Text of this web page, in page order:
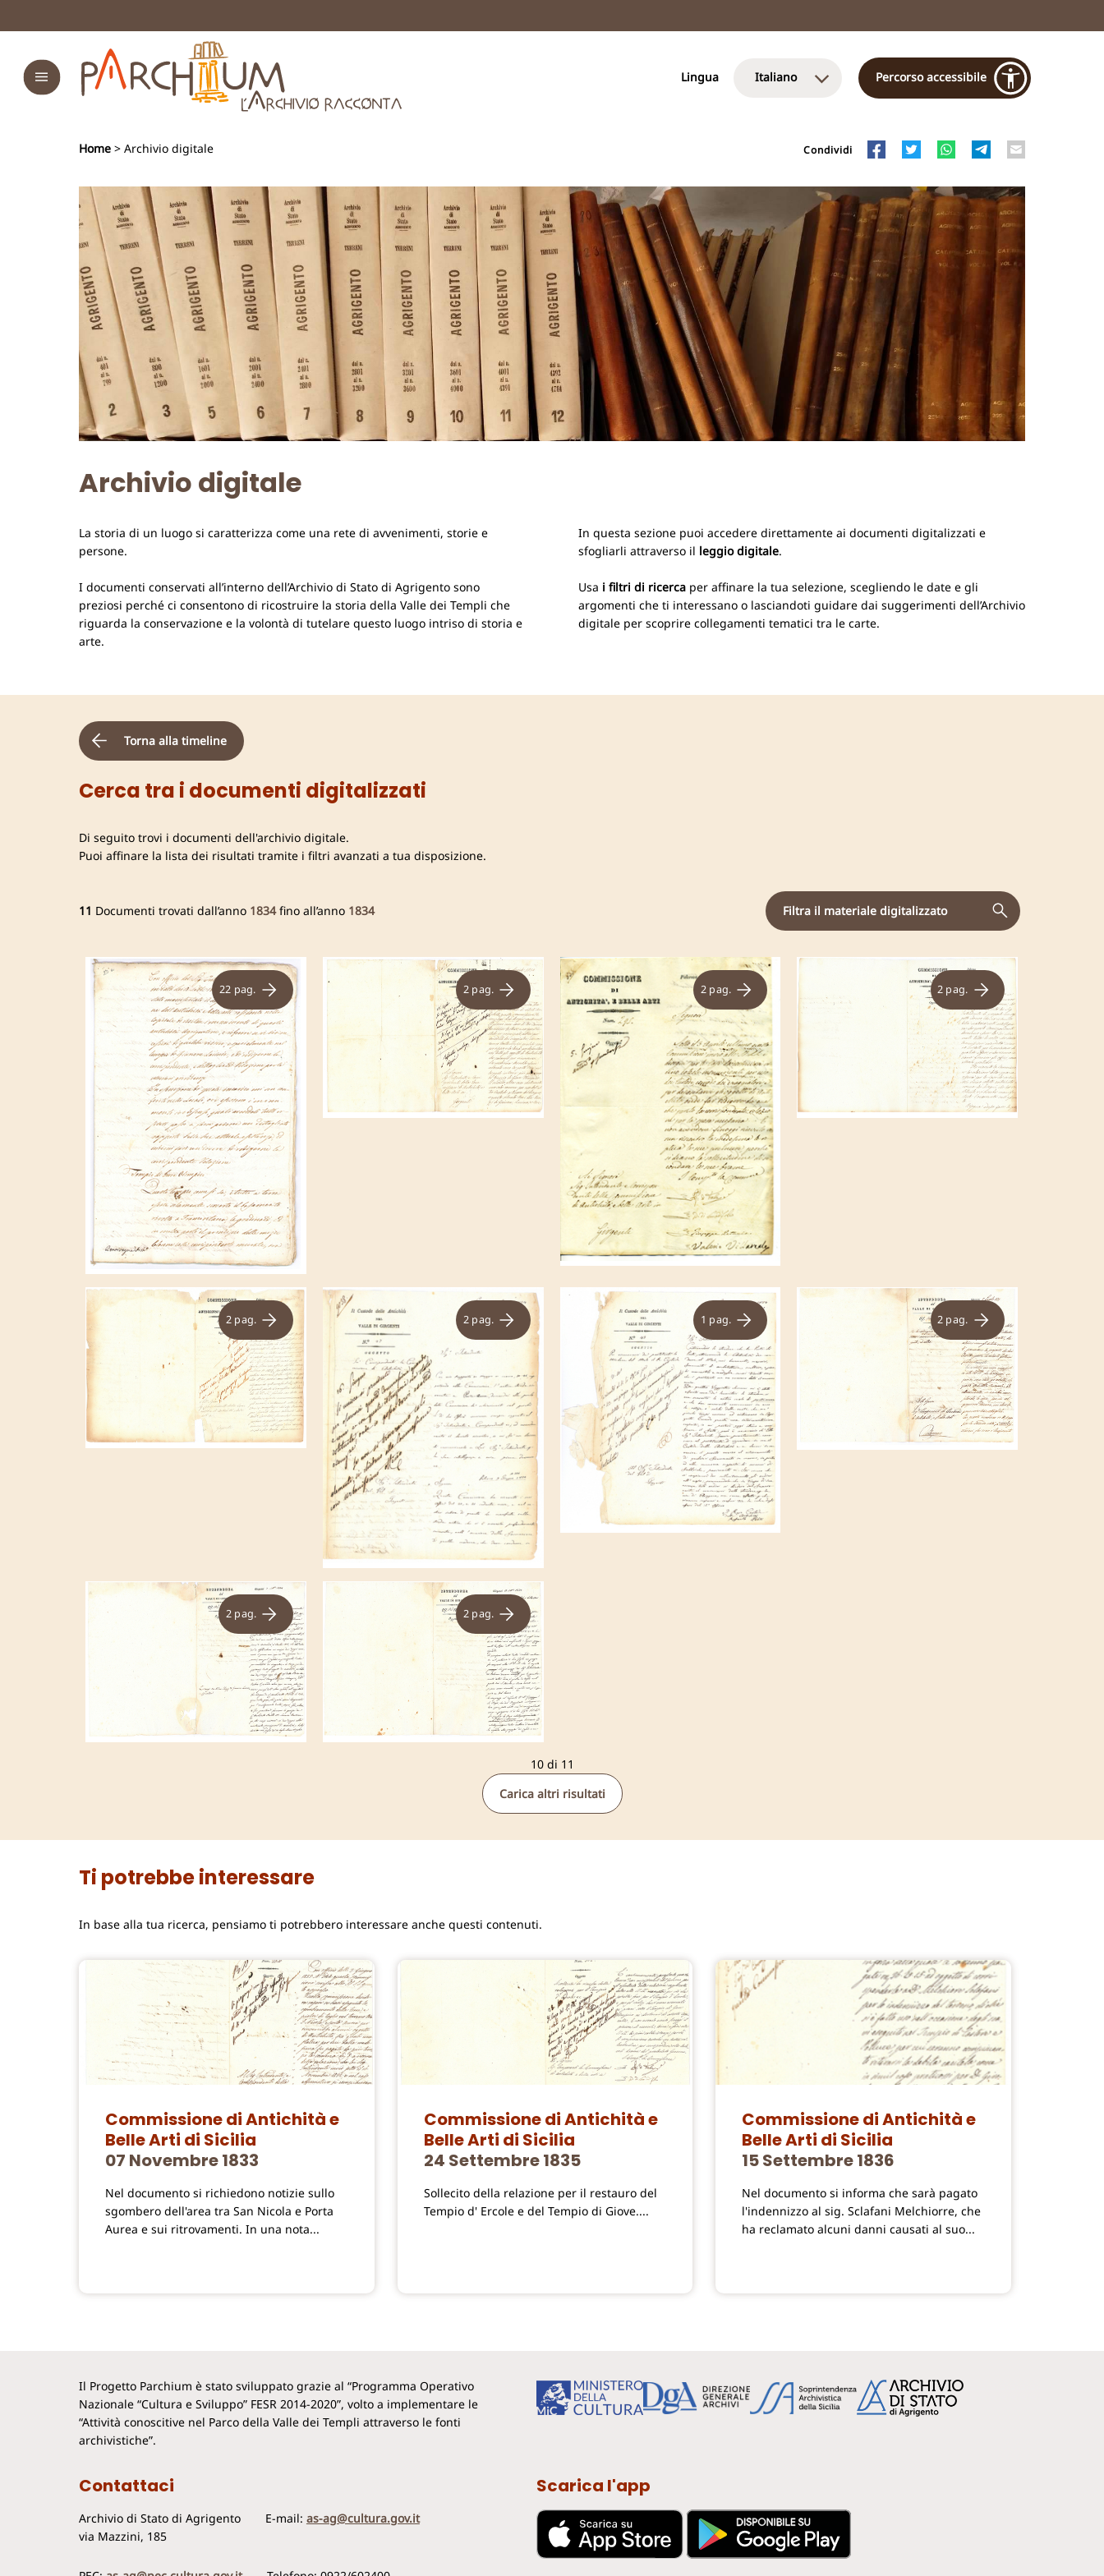
Lingua Italiano Percorso accessibile
Condividi
Home > Archivio digitale
Archivio digitale
La storia di un luogo si caratterizza come una rete di avvenimenti, storie e
persone.
I documenti conservati all’interno dell’Archivio di Stato di Agrigento sono
preziosi perché ci consentono di ricostruire la storia della Valle dei Templi che
riguarda la conservazione e la volontà di tutelare questo luogo intriso di storia e
arte.
In questa sezione puoi accedere direttamente ai documenti digitalizzati e
sfogliarli attraverso il leggio digitale.
Usa i filtri di ricerca per affinare la tua selezione, scegliendo le date e gli
argomenti che ti interessano o lasciandoti guidare dai suggerimenti dell’Archivio
digitale per scoprire collegamenti tematici tra le carte.
Torna alla timeline
Cerca tra i documenti digitalizzati
Di seguito trovi i documenti dell'archivio digitale.
Puoi affinare la lista dei risultati tramite i filtri avanzati a tua disposizione.
11 Documenti trovati dall’anno 1834fino all’anno 1834 Filtra il materiale digitalizzato
22 pag. 2 pag. 2 pag. 2 pag.
2 pag. 2 pag. 1 pag. 2 pag.
2 pag. 2 pag.
10 di 11
Carica altri risultati
Ti potrebbe interessare
In base alla tua ricerca, pensiamo ti potrebbero interessare anche questi contenuti.
Commissione di Antichità e
Belle Arti di Sicilia
07 Novembre 1833
Nel documento si richiedono notizie sullo
sgombero dell'area tra San Nicola e Porta
Aurea e sui ritrovamenti. In una nota...
Commissione di Antichità e
Belle Arti di Sicilia
24 Settembre 1835
Sollecito della relazione per il restauro del
Tempio d' Ercole e del Tempio di Giove....
Commissione di Antichità e
Belle Arti di Sicilia
15 Settembre 1836
Nel documento si informa che sarà pagato
l'indennizzo al sig. Sclafani Melchiorre, che
ha reclamato alcuni danni causati al suo...
Il Progetto Parchium è stato sviluppato grazie al “Programma Operativo
Nazionale “Cultura e Sviluppo” FESR 2014-2020”, volto a implementare le
“Attività conoscitive nel Parco della Valle dei Templi attraverso le fonti
archivistiche”.
Contattaci
Archivio di Stato di Agrigento
via Mazzini, 185
E-mail: as-ag@cultura.gov.it
Scarica l'app